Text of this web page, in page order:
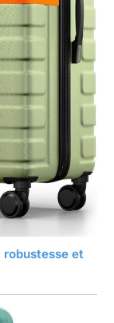
robustesse et